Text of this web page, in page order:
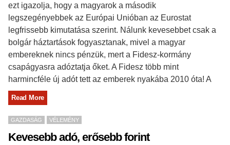
ezt igazolja, hogy a magyarok a második
legszegényebbek az Európai Unióban az Eurostat
legfrissebb kimutatása szerint. Nálunk kevesebbet csak a
bolgár háztartások fogyasztanak, mivel a magyar
embereknek nincs pénzük, mert a Fidesz-kormány
csapágyasra adóztatja őket. A Fidesz több mint
harmincféle új adót tett az emberek nyakába 2010 óta! A
Read More
GAZDASÁG VÉLEMÉNY
Kevesebb adó, erősebb forint